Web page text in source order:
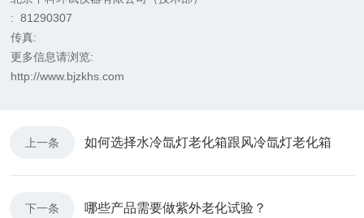
: 81290307
传真:
更多信息请浏览:
http://www.bjzkhs.com
上一条 如何选择水冷氙灯老化箱跟风冷氙灯老化箱
下一条 哪些产品需要做紫外老化试验？